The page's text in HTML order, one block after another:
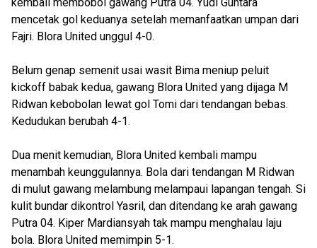
mencetak gol keduanya setelah memanfaatkan umpan dari
Fajri. Blora United unggul 4-0.
Belum genap semenit usai wasit Bima meniup peluit
kickoff babak kedua, gawang Blora United yang dijaga M
Ridwan kebobolan lewat gol Tomi dari tendangan bebas.
Kedudukan berubah 4-1.
Dua menit kemudian, Blora United kembali mampu
menambah keunggulannya. Bola dari tendangan M Ridwan
di mulut gawang melambung melampaui lapangan tengah. Si
kulit bundar dikontrol Yasril, dan ditendang ke arah gawang
Putra 04. Kiper Mardiansyah tak mampu menghalau laju
bola. Blora United memimpin 5-1.